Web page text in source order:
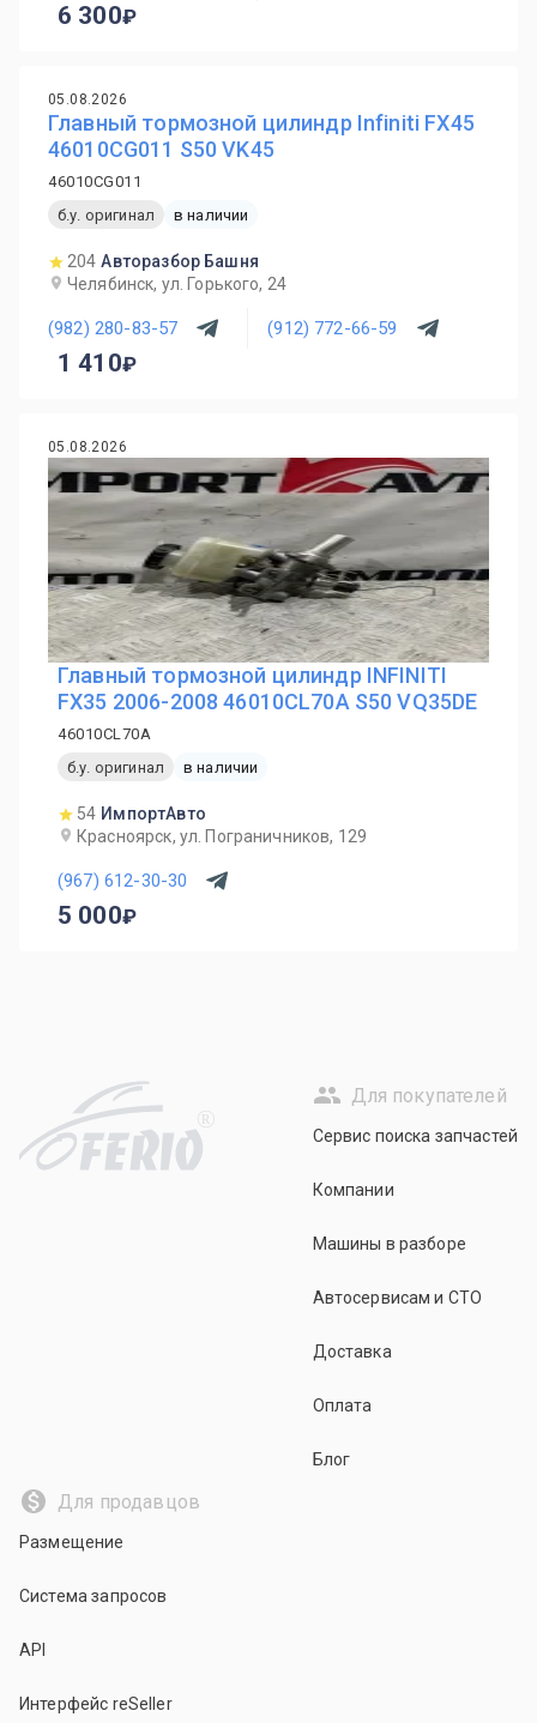
6 300
05.08.2026
Главный тормозной цилиндр Infiniti FX45
46010CG011 S50 VK45
46010CG011
б.у. оригинал
в наличии
204 Авторазбор Башня
Челябинск, ул. Горького, 24
(982) 280-83-57 (912) 772-66-59
1 410
05.08.2026
Главный тормозной цилиндр INFINITI
FX35 2006-2008 46010CL70A S50 VQ35DE
46010CL70A
б.у. оригинал
в наличии
54 ИмпортАвто
Красноярск, ул. Пограничников, 129
(967) 612-30-30
5 000
R
Для покупателей
Сервис поиска запчастей
Компании
Машины в разборе
Автосервисам и СТО
Доставка
Оплата
Блог
Для продавцов
Размещение
Система запросов
API
Интерфейс reSeller